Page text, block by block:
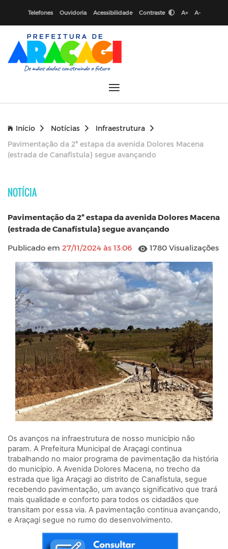
Telefones Ouvidoria Acessibilidade Contraste A+ A-
Início Notícias
Infraestrutura
Pavimentação da 2ª estapa da avenida Dolores Macena
(estrada de Canafístula} segue avançando
NOTÍCIA
Pavimentação da 2ª estapa da avenida Dolores Macena
(estrada de Canafístula} segue avançando
Publicado em 27/11/2024 às 13:06 1780 Visualizações
Os avanços na infraestrutura de nosso município não
param. A Prefeitura Municipal de Araçagi continua
trabalhando no maior programa de pavimentação da história
do município. A Avenida Dolores Macena, no trecho da
estrada que liga Araçagi ao distrito de Canafístula, segue
recebendo pavimentação, um avanço significativo que trará
mais qualidade e conforto para todos os cidadãos que
transitam por essa via. A pavimentação continua avançando,
e Araçagi segue no rumo do desenvolvimento.